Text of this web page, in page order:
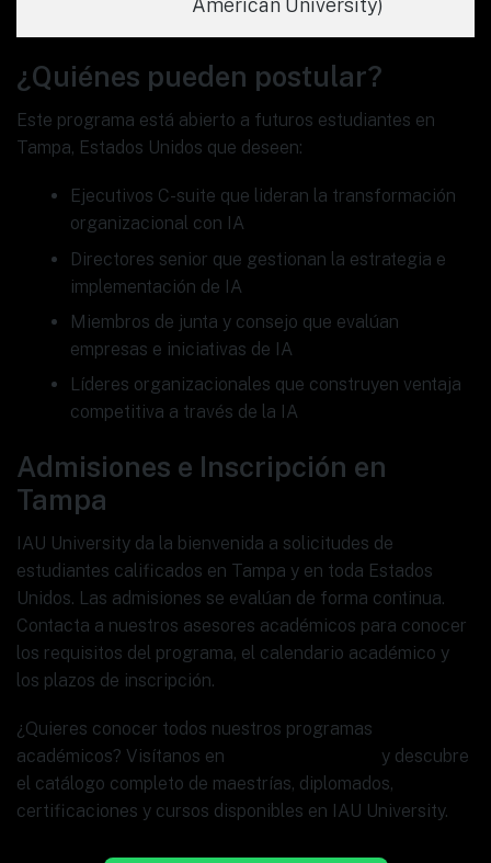
¿Quiénes pueden postular?
Este programa está abierto a futuros estudiantes en
Tampa, Estados Unidos que deseen:
Ejecutivos C-suite que lideran la transformación
organizacional con IA
Directores senior que gestionan la estrategia e
implementación de IA
Miembros de junta y consejo que evalúan
empresas e iniciativas de IA
Líderes organizacionales que construyen ventaja
competitiva a través de la IA
Admisiones e Inscripción en
Tampa
IAU University da la bienvenida a solicitudes de
estudiantes calificados en Tampa y en toda Estados
Unidos. Las admisiones se evalúan de forma continua.
Contacta a nuestros asesores académicos para conocer
los requisitos del programa, el calendario académico y
los plazos de inscripción.
¿Quieres conocer todos nuestros programas
académicos? Visítanos en
y descubre
el catálogo completo de maestrías, diplomados,
certificaciones y cursos disponibles en IAU University.